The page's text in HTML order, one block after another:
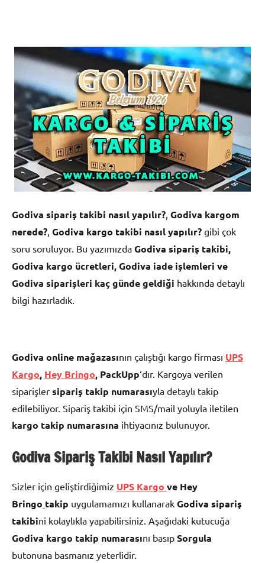
Godiva sipariş takibi nasıl yapılır? Godiva kargom
nerede? Godiva kargo takibi nasıl yapılır? gibi çok
soru soruluyor. Bu yazımızda Godiva sipariş takibi,
Godiva kargo ücretleri, Godiva iade işlemleri ve
Godiva siparişleri kaç günde geldiği hakkında detaylı
bilgi hazırladık.
Godiva online mağazasının çalıştığı kargo firması UPS
Kargo, Hey Bringo, PackUpp‘dır. Kargoya verilen
siparişler sipariş takip numarasıyla detaylı takip
edilebiliyor. Sipariş takibi için SMS/mail yoluyla iletilen
kargo takip numarasına ihtiyacınız bulunuyor.
Godiva Sipariş Takibi Nasıl Yapılır?
Sizler için geliştirdiğimiz UPS Kargo ve Hey
Bringo takip uygulamamızı kullanarak Godiva sipariş
takibini kolaylıkla yapabilirsiniz. Aşağıdaki kutucuğa
Godiva kargo takip numarasını basıp Sorgula
butonuna basmanız yeterlidir.